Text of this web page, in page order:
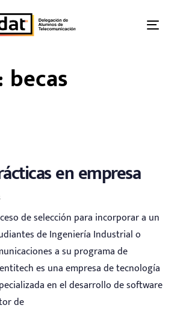
en empresa
de selección para incorporar a un
de Ingeniería Industrial o
a su programa de
es una empresa de tecnología
en el desarrollo de software
de